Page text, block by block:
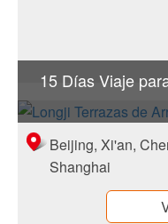
15 Días Viaje
Beijing, Xi'an,
Shanghai